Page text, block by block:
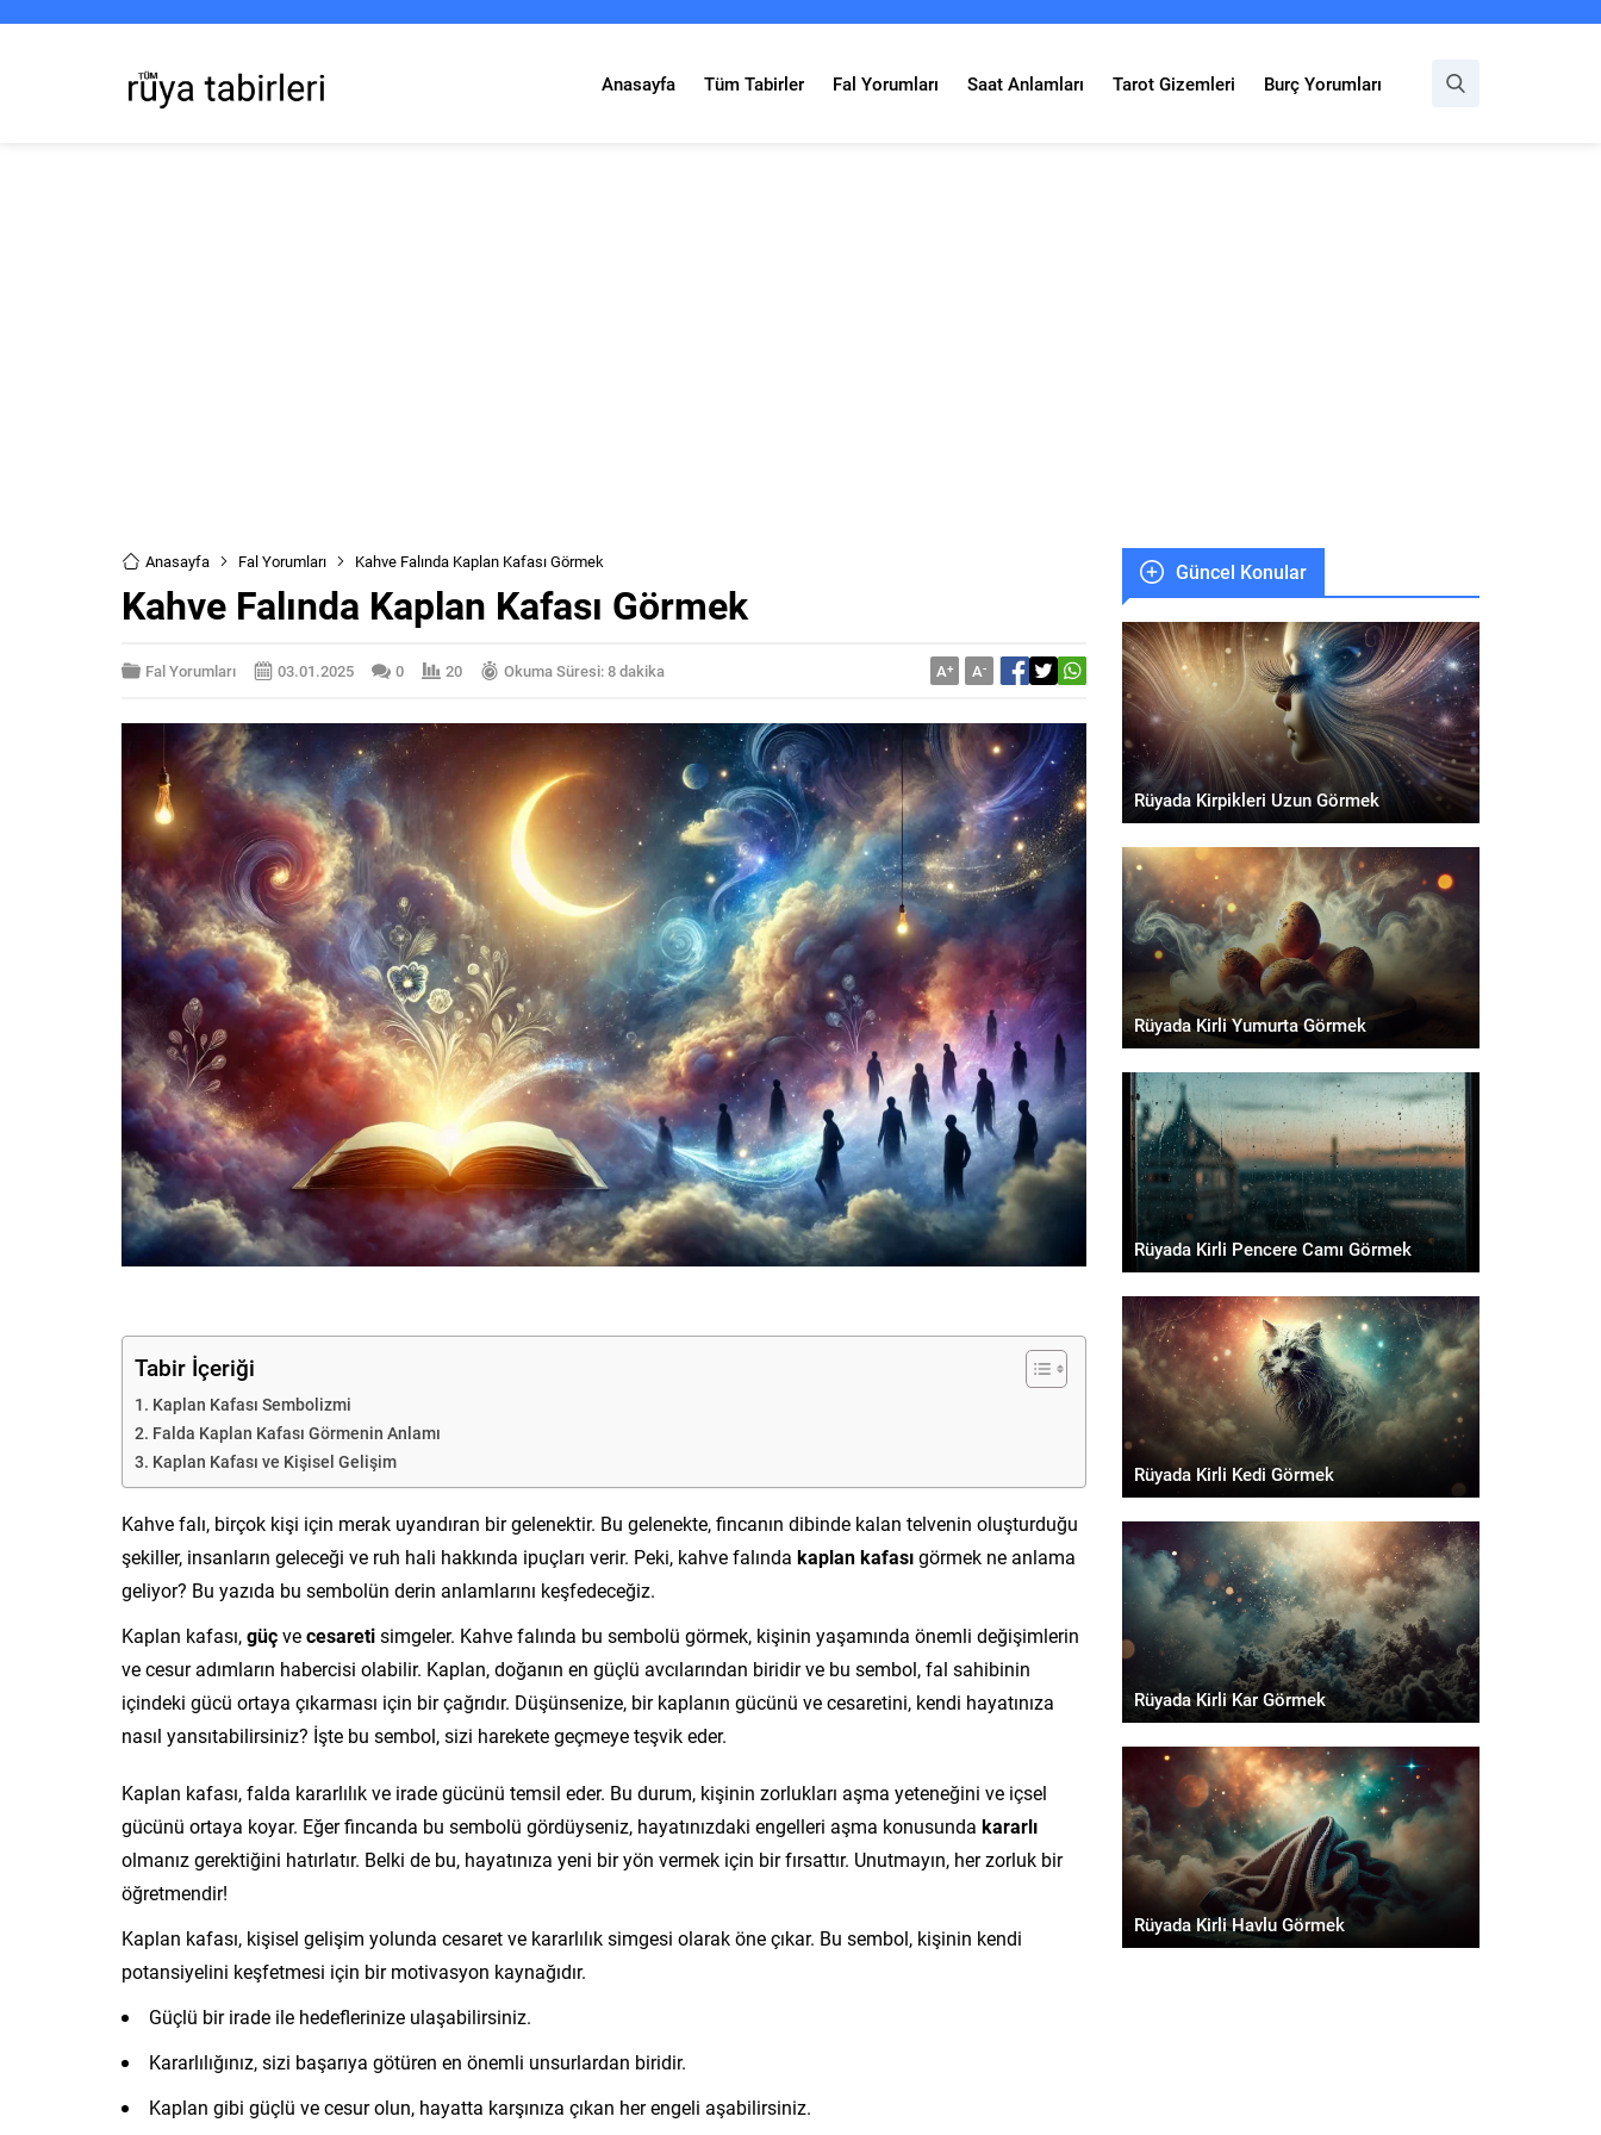
Anasayfa Tüm Tabirler Fal Yorumları Saat Anlamları Tarot Gizemleri Burç Yorumları
Anasayfa Fal Yorumları Kahve Falında Kaplan Kafası Görmek
Kahve Falında Kaplan Kafası Görmek
Fal Yorumları 03.01.2025 0 20 Okuma Süresi: 8 dakika A+ A-
Tabir İçeriği
Kaplan Kafası Sembolizmi
Falda Kaplan Kafası Görmenin Anlamı
Kaplan Kafası ve Kişisel Gelişim
Kahve falı, birçok kişi için merak uyandıran bir gelenektir. Bu gelenekte, fincanın dibinde kalan telvenin oluşturduğu
şekiller, insanların geleceği ve ruh hali hakkında ipuçları verir. Peki, kahve falında kaplan kafasıgörmek ne anlama
geliyor? Bu yazıda bu sembolün derin anlamlarını keşfedeceğiz.
Kaplan kafası,güçvecesaretisimgeler. Kahve falında bu sembolü görmek, kişinin yaşamında önemli değişimlerin
ve cesur adımların habercisi olabilir. Kaplan, doğanın en güçlü avcılarından biridir ve bu sembol, fal sahibinin
içindeki gücü ortaya çıkarması için bir çağrıdır. Düşünsenize, bir kaplanın gücünü ve cesaretini, kendi hayatınıza
nasıl yansıtabilirsiniz? İşte bu sembol, sizi harekete geçmeye teşvik eder.
Kaplan kafası, falda kararlılık ve irade gücünü temsil eder. Bu durum, kişinin zorlukları aşma yeteneğini ve içsel
gücünü ortaya koyar. Eğer fincanda bu sembolü gördüyseniz, hayatınızdaki engelleri aşma konusunda kararlı
olmanız gerektiğini hatırlatır. Belki de bu, hayatınıza yeni bir yön vermek için bir fırsattır. Unutmayın, her zorluk bir
öğretmendir!
Kaplan kafası, kişisel gelişim yolunda cesaret ve kararlılık simgesi olarak öne çıkar. Bu sembol, kişinin kendi
potansiyelini keşfetmesi için bir motivasyon kaynağıdır.
Güçlü bir irade ile hedeflerinize ulaşabilirsiniz.
Kararlılığınız, sizi başarıya götüren en önemli unsurlardan biridir.
Kaplan gibi güçlü ve cesur olun, hayatta karşınıza çıkan her engeli aşabilirsiniz.
Güncel Konular
Rüyada Kirpikleri Uzun Görmek
Rüyada Kirli Yumurta Görmek
Rüyada Kirli Pencere Camı Görmek
Rüyada Kirli Kedi Görmek
Rüyada Kirli Kar Görmek
Rüyada Kirli Havlu Görmek